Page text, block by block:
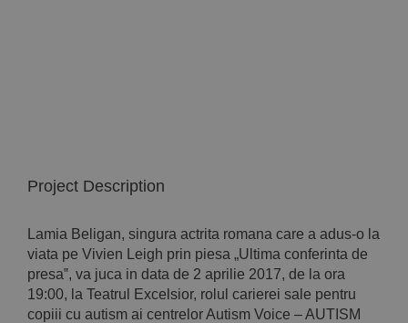
Project Description
Lamia Beligan, singura actrita romana care a adus-o la
viata pe Vivien Leigh prin piesa „Ultima conferinta de
presa‟, va juca in data de 2 aprilie 2017, de la ora
19:00, la Teatrul Excelsior, rolul carierei sale pentru
copiii cu autism ai centrelor Autism Voice – AUTISM